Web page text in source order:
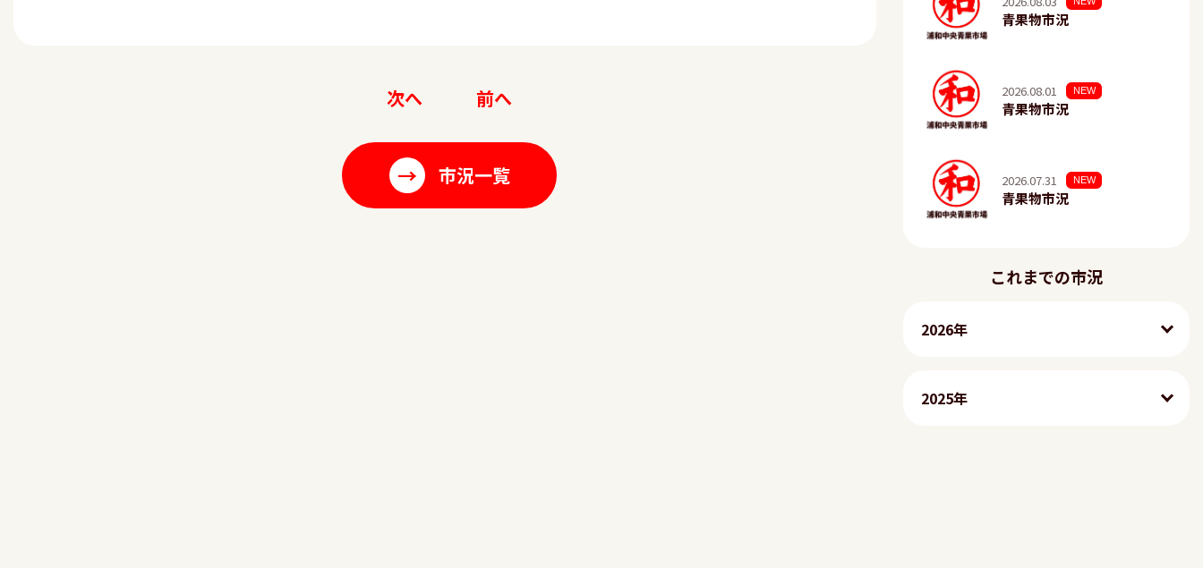
前へ
次へ
→ 市況一覧
青果物市況
2026.08.01 NEW
青果物市況
2026.07.31 NEW
青果物市況
これまでの市況
2026年
2025年